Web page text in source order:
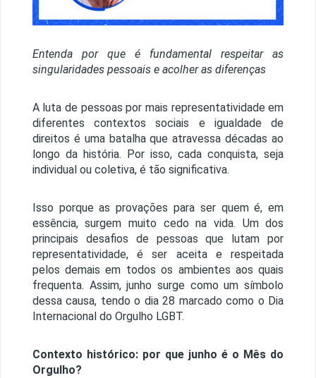
Entenda por que é fundamental respeitar as
singularidades pessoais e acolher as diferenças
A luta de pessoas por mais representatividade em
diferentes contextos sociais e igualdade de
direitos é uma batalha que atravessa décadas ao
longo da história. Por isso, cada conquista, seja
individual ou coletiva, é tão significativa.
Isso porque as provações para ser quem é, em
essência, surgem muito cedo na vida. Um dos
principais desafios de pessoas que lutam por
representatividade, é ser aceita e respeitada
pelos demais em todos os ambientes aos quais
frequenta. Assim, junho surge como um símbolo
dessa causa, tendo o dia 28 marcado como o Dia
Internacional do Orgulho LGBT.
Contexto histórico: por que junho é o Mês do
Orgulho?